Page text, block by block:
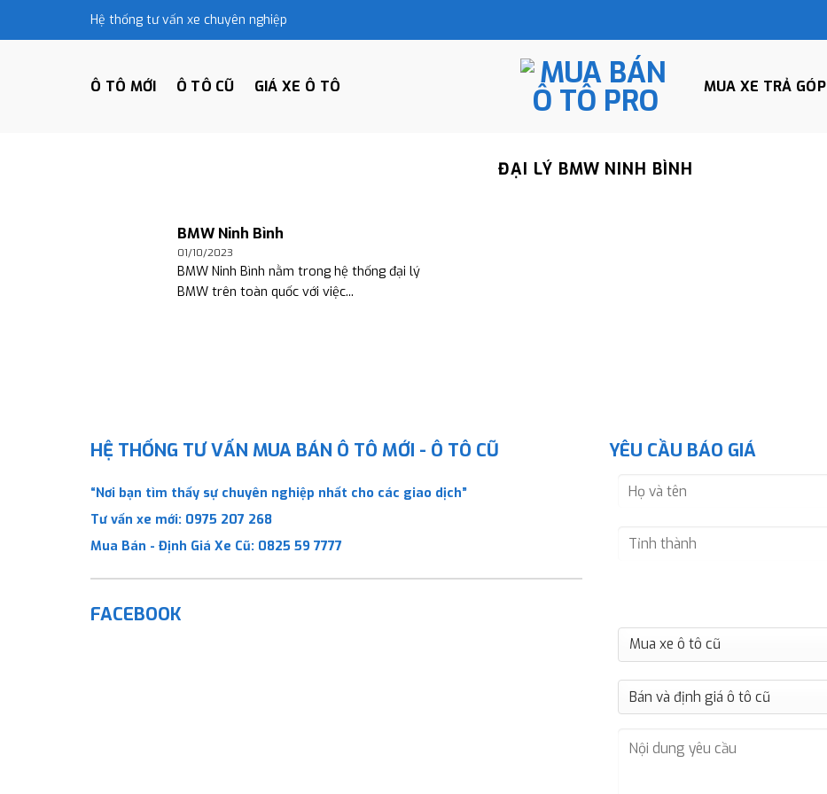
Hệ thống tư vấn xe chuyên nghiệp
Ô TÔ MỚI Ô TÔ CŨ GIÁ XE Ô TÔ MUA XE TRẢ GÓP
ĐẠI LÝ BMW NINH BÌNH
BMW Ninh Bình
01/10/2023
BMW Ninh Bình nằm trong hệ thống đại lý
BMW trên toàn quốc với việc...
HỆ THỐNG TƯ VẤN MUA BÁN Ô TÔ MỚI - Ô TÔ CŨ
“Nơi bạn tìm thấy sự chuyên nghiệp nhất cho các giao dịch”
Tư vấn xe mới: 0975 207 268
Mua Bán - Định Giá Xe Cũ: 0825 59 7777
FACEBOOK
YÊU CẦU BÁO GIÁ